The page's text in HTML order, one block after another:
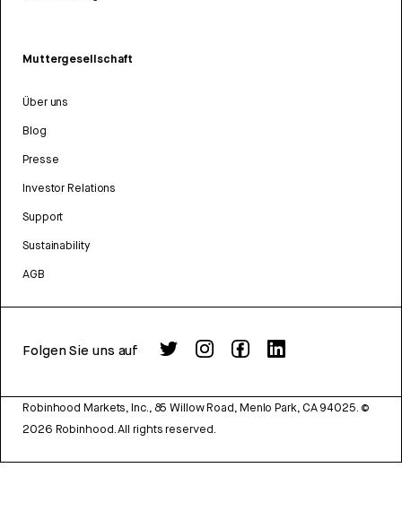
Muttergesellschaft
Über uns
Blog
Presse
Investor Relations
Support
Sustainability
AGB
Folgen Sie uns auf
Robinhood Markets, Inc., 85 Willow Road, Menlo Park, CA 94025. ©
2026 Robinhood. All rights reserved.